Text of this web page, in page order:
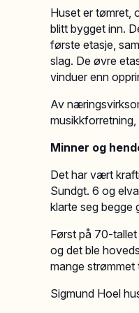
Huset er tømret,
blitt bygget inn.
første etasje,
slag. De øvre
vinduer enn
Av
Minner og
Det har vært
Sundgt. 6 og
klarte seg begge
Først på 70-tallet
og det ble
mange strømmet
Sigmund Hoel